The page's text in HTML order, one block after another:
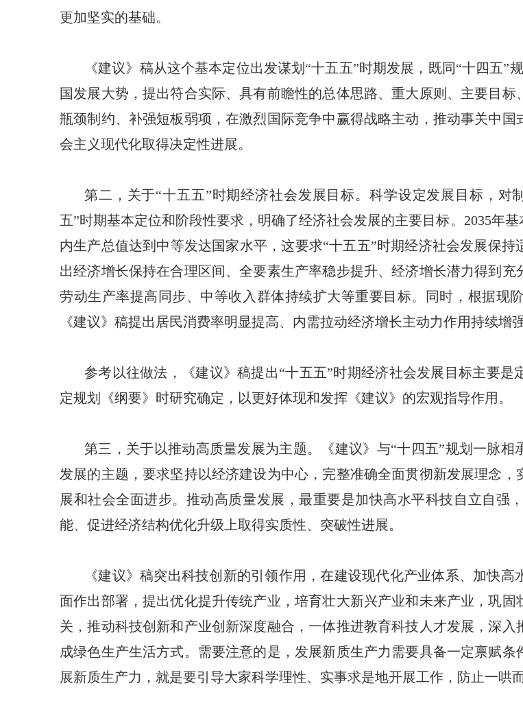
更加坚实的基础。
《建议》稿从这个基本定位出发谋划“十五五”时期发展，既同“十四五
国发展大势，提出符合实际、具有前瞻性的总体思路、重大原则、主要目
瓶颈制约、补强短板弱项，在激烈国际竞争中赢得战略主动，推动事关中
会主义现代化取得决定性进展。
第二，关于“十五五”时期经济社会发展目标。科学设定发展目标，
五”时期基本定位和阶段性要求，明确了经济社会发展的主要目标。2035年
内生产总值达到中等发达国家水平，这要求“十五五”时期经济社会发展保
出经济增长保持在合理区间、全要素生产率稳步提升、经济增长潜力得到
劳动生产率提高同步、中等收入群体持续扩大等重要目标。同时，根据现
《建议》稿提出居民消费率明显提高、内需拉动经济增长主动力作用持续增
参考以往做法，《建议》稿提出“十五五”时期经济社会发展目标主要
定规划《纲要》时研究确定，以更好体现和发挥《建议》的宏观指导作用。
第三，关于以推动高质量发展为主题。《建议》与“十四五”规划一脉
发展的主题，要求坚持以经济建设为中心，完整准确全面贯彻新发展理念
展和社会全面进步。推动高质量发展，最重要是加快高水平科技自立自强
能、促进经济结构优化升级上取得实质性、突破性进展。
《建议》稿突出科技创新的引领作用，在建设现代化产业体系、加快
面作出部署，提出优化提升传统产业，培育壮大新兴产业和未来产业，巩
关，推动科技创新和产业创新深度融合，一体推进教育科技人才发展，深
成绿色生产生活方式。需要注意的是，发展新质生产力需要具备一定禀赋
展新质生产力，就是要引导大家科学理性、实事求是地开展工作，防止一哄而